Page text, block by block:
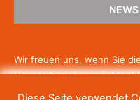
Wir freuen uns, wenn Sie
Hauses beziehen möchten!